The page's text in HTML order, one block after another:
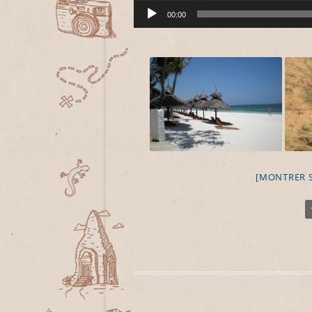
Lecteur
audio
00:00
[MONTRER